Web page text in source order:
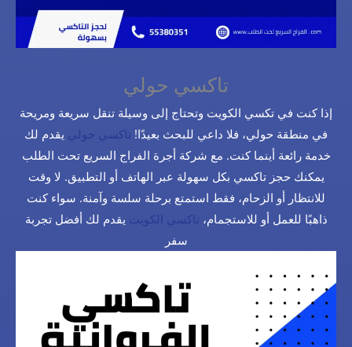
تاكسي حولي
إذا كنت في تكسي الكويت وتحتاج إلى وسيلة تنقل سريعة ومريحة
في منطقة حولي، فلا داعي للبحث بعيدًا! تاكسي حولي يقدم لك
خدمة رائعة أينما كنت. مع شركة أجرة الفراج السريع تحت الطلب
يمكنك حجز تاكسي بكل سهولة عبر الهاتف أو التطبيق. لا وقت
للانتظار أو الزحام، فقط استمتع برحلة سلسة وآمنة. سواء كنت
ذاهبًا للعمل أو للاستجمام، تاكسي الكويت يقدم لك أفضل تجربة
سفر